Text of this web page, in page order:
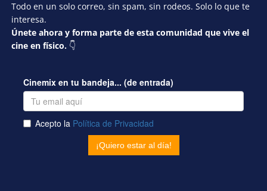
Todo en un solo correo, sin spam, sin rodeos. Solo lo que te
interesa.
Únete ahora y forma parte de esta comunidad que vive el
cine en físico. 👇